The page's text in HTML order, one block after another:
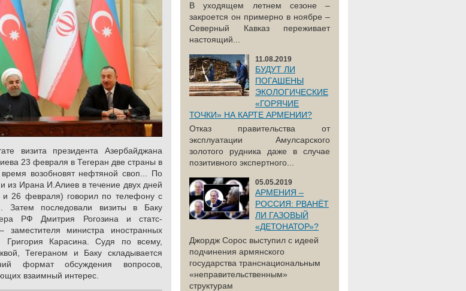
визита президента Азербайджана
23 февраля в Тегеран две страны в
возобновят нефтяной своп... По
из Ирана И.Алиев в течение двух дней
26 февраля) говорил по телефону с
Затем последовали визиты в Баку
РФ Дмитрия Рогозина и статс-
заместителя министра иностранных
Григория Карасина. Судя по всему,
Тегераном и Баку складывается
формат обсуждения вопросов,
взаимный интерес.
В уходящем летнем сезоне –
закроется он примерно в ноябре –
Северный Кавказ переживает
настоящий...
11.08.2019
БУДУТ ЛИ
ПОГАШЕНЫ
ЭКОЛОГИЧЕСКИЕ
«ГОРЯЧИЕ
ТОЧКИ» НА КАРТЕ АРМЕНИИ?
Отказ правительства от
эксплуатации Амулсарского
золотого рудника даже в случае
позитивного экспертного...
05.05.2019
АРМЕНИЯ –
РОССИЯ: РВАНЁТ
ЛИ ГАЗОВЫЙ
«ДЕТОНАТОР»?
Джордж Сорос выступил с идеей
подчинения армянского
государства транснациональным
«неправительственным»
структурам